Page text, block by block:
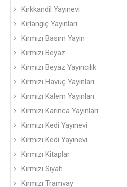
Kırkkandil Yayınevi
Kırlangıç Yayınları
Kırmızı Basım Yayın
Kırmızı Beyaz
Kırmızı Beyaz Yayıncılık
Kırmızı Havuç Yayınları
Kırmızı Kalem Yayınları
Kırmızı Karınca Yayınları
Kırmızı Kedi Yayınevi
Kırmızı Kedi Yayınevi
Kırmızı Kitaplar
Kırmızı Siyah
Kırmızı Tramvay